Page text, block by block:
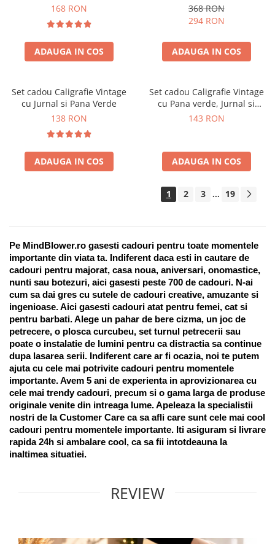
168 RON
ADAUGA IN COS
368 RON
294 RON
ADAUGA IN COS
Set cadou Caligrafie Vintage
cu Jurnal si Pana Verde
138 RON
ADAUGA IN COS
Set cadou Caligrafie Vintage
cu Pana verde, Jurnal si
Suport pentru stilou, 9 piese
143 RON
ADAUGA IN COS
1 2 3 ... 19
Pe MindBlower.ro gasesti cadouri pentru toate momentele
importante din viata ta. Indiferent daca esti in cautare de
cadouri pentru majorat, casa noua, aniversari, onomastice,
nunti sau botezuri, aici gasesti peste 700 de cadouri. N-ai
cum sa dai gres cu sutele de cadouri creative, amuzante si
ingenioase. Aici gasesti cadouri atat pentru femei, cat si
pentru barbati. Alege un pahar de bere cizma, un joc de
petrecere, o plosca curcubeu, set turnul petrecerii sau
poate o instalatie de lumini pentru ca distractia sa continue
dupa lasarea serii. Indiferent care ar fi ocazia, noi te putem
ajuta cu cele mai potrivite cadouri pentru momentele
importante. Avem 5 ani de experienta in aprovizionarea cu
cele mai trendy cadouri, precum si o gama larga de produse
originale venite din intreaga lume. Apeleaza la specialistii
nostri de la Customer Care ca sa afli care sunt cele mai cool
cadouri pentru momentele importante. Iti asiguram si livrare
rapida 24h si ambalare cool, ca sa fii intotdeauna la
inaltimea situatiei.
REVIEW